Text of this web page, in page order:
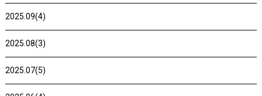
2025.09(4)
2025.08(3)
2025.07(5)